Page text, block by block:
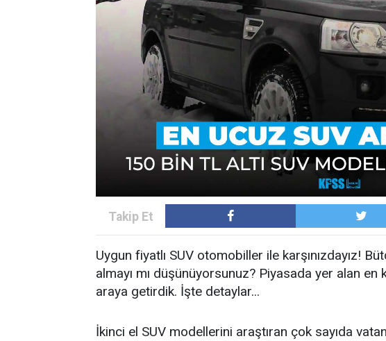
Uygun fiyatlı SUV otomobiller ile karşınızdayız!
almayı mı düşünüyorsunuz? Piyasada yer alan
araya getirdik. İşte detaylar...
İkinci el SUV modellerini araştıran çok sayıda